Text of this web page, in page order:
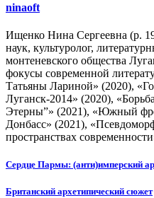
ninaoft
Ищенко Нина Сергеевна (р.
наук, культуролог,
монтеневского общества
фокусы современной
Татьяны Лариной» (2020),
Луганск-2014» (2020),
Этерны”» (2021), «Южный
Донбасс» (2021),
пространствах
Навигация
по
Сердце Пармы: (анти)имперский
Британский архетипический сюжет